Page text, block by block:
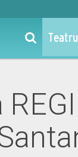
Teatru